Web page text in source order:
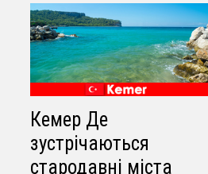
Кемер Де
зустрічаються
стародавні міста